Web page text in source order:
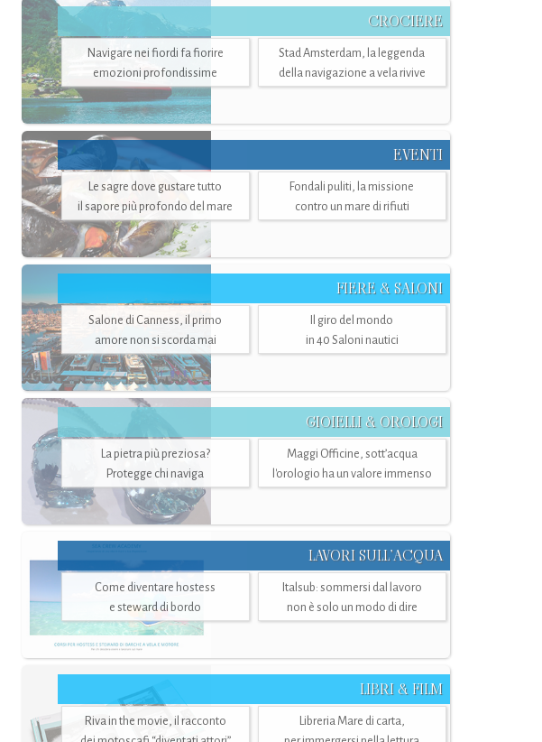
CROCIERE
Navigare nei fiordi fa fiorire
emozioni profondissime
Stad Amsterdam, la leggenda
della navigazione a vela rivive
EVENTI
Le sagre dove gustare tutto
il sapore più profondo del mare
Fondali puliti, la missione
contro un mare di rifiuti
FIERE & SALONI
Salone di Canness, il primo
amore non si scorda mai
Il giro del mondo
in 40 Saloni nautici
GIOIELLI & OROLOGI
La pietra più preziosa?
Protegge chi naviga
Maggi Officine, sott’acqua
l'orologio ha un valore immenso
LAVORI SULL’ACQUA
Come diventare hostess
e steward di bordo
Italsub: sommersi dal lavoro
non è solo un modo di dire
LIBRI & FILM
Riva in the movie, il racconto
Libreria Mare di carta,